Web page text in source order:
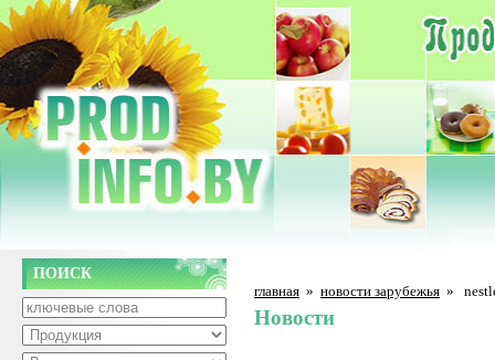
ПОИСК
главная » новости зарубежья »
Новости